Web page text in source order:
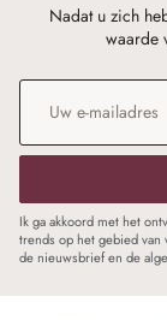
Nadat u zich
waarde
E-mailadres
Ik ga akkoord met het
trends op het gebied
de nieuwsbrief en de